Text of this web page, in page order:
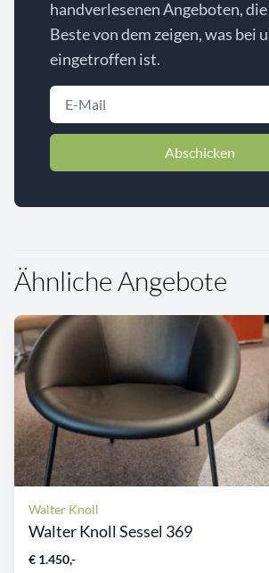
handverlesenen Angeboten,
Beste von dem zeigen, was bei
eingetroffen ist.
Abschicken
Ähnliche Angebote
Walter Knoll
Walter Knoll Sessel 369
€ 1.450,-